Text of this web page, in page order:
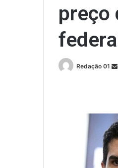
preço
Redação 01